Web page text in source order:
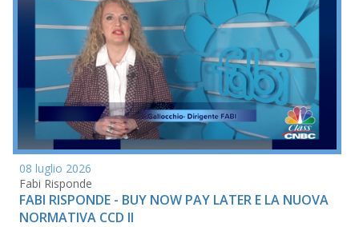
08 luglio 2026
Fabi Risponde
FABI RISPONDE - BUY NOW PAY LATER E LA NUOVA
NORMATIVA CCD II